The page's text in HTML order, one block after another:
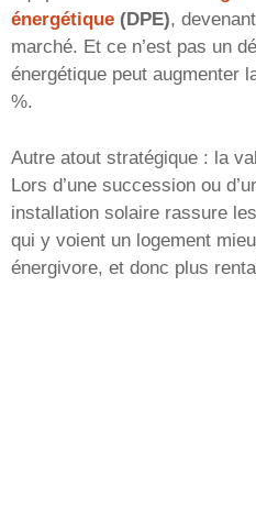
énergétique (DPE),
marché. Et ce n’est pas un
énergétique peut augmenter
%.
Autre atout stratégique : la
Lors d’une succession ou
installation solaire rassure
qui y voient un logement
énergivore, et donc plus